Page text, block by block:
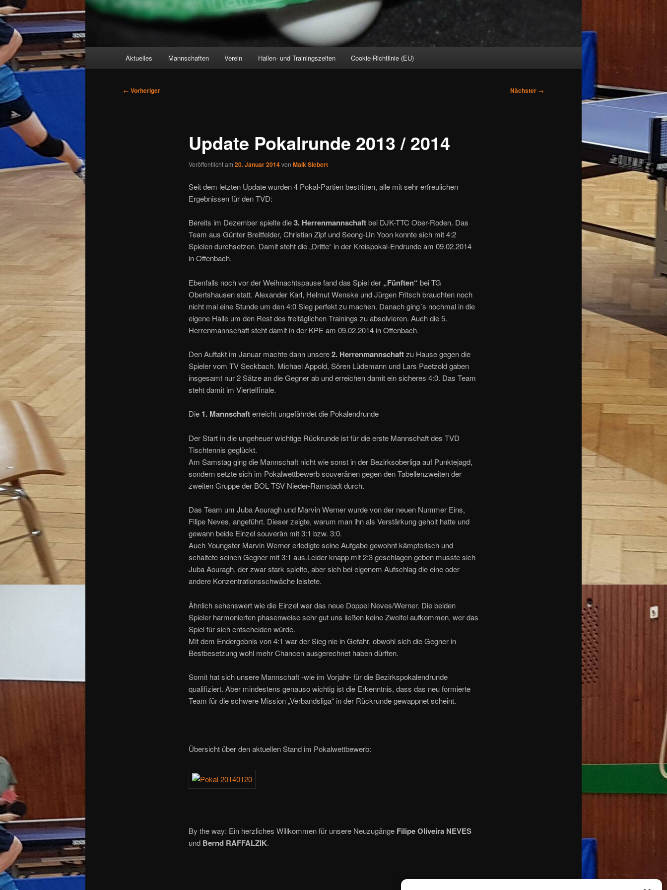
Aktuelles Mannschaften Verein Hallen- und Trainingszeiten Cookie-Richtlinie (EU)
Beitragsnavigation
← Vorheriger Nächster →
Update Pokalrunde 2013 / 2014
Veröffentlicht am 20. Januar 2014von Maik Siebert
Seit dem letzten Update wurden 4 Pokal-Partien bestritten, alle mit sehr erfreulichen
Ergebnissen für den TVD:
Bereits im Dezember spielte die3. Herrenmannschaftbei DJK-TTC Ober-Roden. Das
Team aus Günter Breitfelder, Christian Zipf und Seong-Un Yoon konnte sich mit 4:2
Spielen durchsetzen. Damit steht die „Dritte“ in der Kreispokal-Endrunde am 09.02.2014
in Offenbach.
Ebenfalls noch vor der Weihnachtspause fand das Spiel der „Fünften“ bei TG
Obertshausen statt. Alexander Karl, Helmut Wenske und Jürgen Fritsch brauchten noch
nicht mal eine Stunde um den 4:0 Sieg perfekt zu machen. Danach ging´s nochmal in die
eigene Halle um den Rest des freitäglichen Trainings zu absolvieren. Auch die 5.
Herrenmannschaft steht damit in der KPE am 09.02.2014 in Offenbach.
Den Auftakt im Januar machte dann unsere2. Herrenmannschaftzu Hause gegen die
Spieler vom TV Seckbach. Michael Appold, Sören Lüdemann und Lars Paetzold gaben
insgesamt nur 2 Sätze an die Gegner ab und erreichen damit ein sicheres 4:0. Das Team
steht damit im Viertelfinale.
Die 1. Mannschafterreicht ungefährdet die Pokalendrunde
Der Start in die ungeheuer wichtige Rückrunde ist für die erste Mannschaft des TVD
Tischtennis geglückt.
Am Samstag ging die Mannschaft nicht wie sonst in der Bezirksoberliga auf Punktejagd,
sondern setzte sich im Pokalwettbewerb souveränen gegen den Tabellenzweiten der
zweiten Gruppe der BOL TSV Nieder-Ramstadt durch.
Das Team um Juba Aouragh und Marvin Werner wurde von der neuen Nummer Eins,
Filipe Neves, angeführt. Dieser zeigte, warum man ihn als Verstärkung geholt hatte und
gewann beide Einzel souverän mit 3:1 bzw. 3:0.
Auch Youngster Marvin Werner erledigte seine Aufgabe gewohnt kämpferisch und
schaltete seinen Gegner mit 3:1 aus.Leider knapp mit 2:3 geschlagen geben musste sich
Juba Aouragh, der zwar stark spielte, aber sich bei eigenem Aufschlag die eine oder
andere Konzentrationsschwäche leistete.
Ähnlich sehenswert wie die Einzel war das neue Doppel Neves/Werner. Die beiden
Spieler harmonierten phasenweise sehr gut uns ließen keine Zweifel aufkommen, wer das
Spiel für sich entscheiden würde.
Mit dem Endergebnis von 4:1 war der Sieg nie in Gefahr, obwohl sich die Gegner in
Bestbesetzung wohl mehr Chancen ausgerechnet haben dürften.
Somit hat sich unsere Mannschaft -wie im Vorjahr- für die Bezirkspokalendrunde
qualifiziert. Aber mindestens genauso wichtig ist die Erkenntnis, dass das neu formierte
Team für die schwere Mission „Verbandsliga“ in der Rückrunde gewappnet scheint.
Übersicht über den aktuellen Stand im Pokalwettbewerb:
By the way: Ein herzliches Willkommen für unsere Neuzugänge Filipe Oliveira NEVES
undBernd RAFFALZIK.